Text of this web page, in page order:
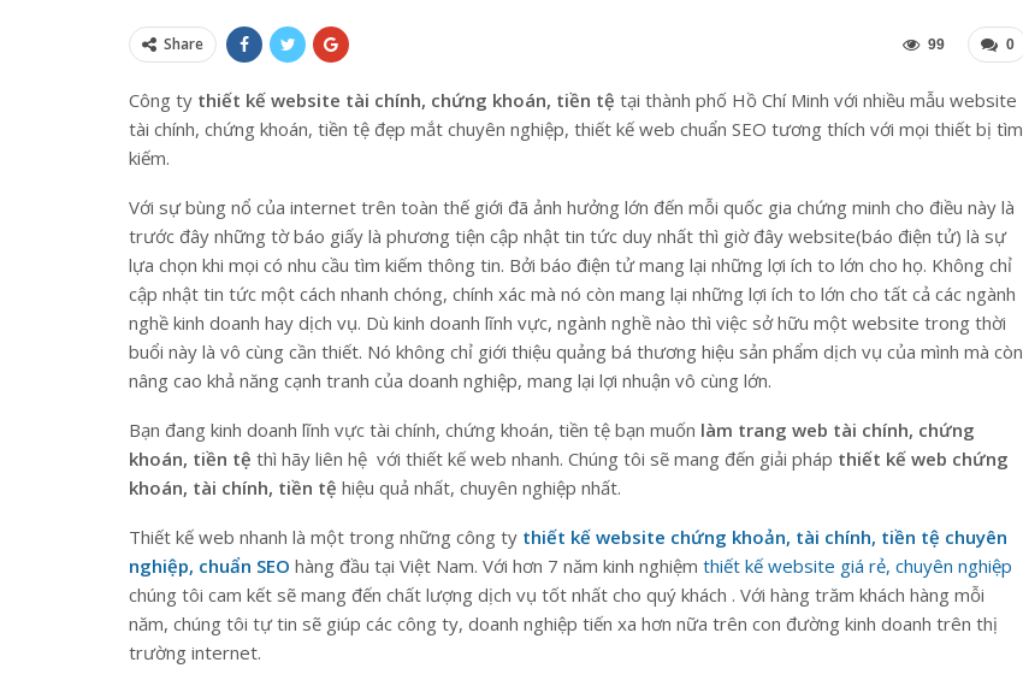
Share 0
99
Công ty thiết kế website tài chính, chứng khoán, tiền tệ tại thành phố Hồ Chí Minh với nhiều mẫu website
tài chính, chứng khoán, tiền tệ đẹp mắt chuyên nghiệp, thiết kế web chuẩn SEO tương thích với mọi thiết bị tìm
kiếm.
Với sự bùng nổ của internet trên toàn thế giới đã ảnh hưởng lớn đến mỗi quốc gia chứng minh cho điều này là
trước đây những tờ báo giấy là phương tiện cập nhật tin tức duy nhất thì giờ đây website(báo điện tử) là sự
lựa chọn khi mọi có nhu cầu tìm kiếm thông tin. Bởi báo điện tử mang lại những lợi ích to lớn cho họ. Không chỉ
cập nhật tin tức một cách nhanh chóng, chính xác mà nó còn mang lại những lợi ích to lớn cho tất cả các ngành
nghề kinh doanh hay dịch vụ. Dù kinh doanh lĩnh vực, ngành nghề nào thì việc sở hữu một website trong thời
buổi này là vô cùng cần thiết. Nó không chỉ giới thiệu quảng bá thương hiệu sản phẩm dịch vụ của mình mà còn
nâng cao khả năng cạnh tranh của doanh nghiệp, mang lại lợi nhuận vô cùng lớn.
Bạn đang kinh doanh lĩnh vực tài chính, chứng khoán, tiền tệ bạn muốn làm trang web tài chính, chứng
khoán, tiền tệ thì hãy liên hệ với thiết kế web nhanh. Chúng tôi sẽ mang đến giải pháp thiết kế web chứng
khoán, tài chính, tiền tệ hiệu quả nhất, chuyên nghiệp nhất.
Thiết kế web nhanh là một trong những công ty thiết kế website chứng khoản, tài chính, tiền tệ chuyên
nghiệp, chuẩn SEO hàng đầu tại Việt Nam. Với hơn 7 năm kinh nghiệm thiết kế website giá rẻ, chuyên nghiệp
chúng tôi cam kết sẽ mang đến chất lượng dịch vụ tốt nhất cho quý khách . Với hàng trăm khách hàng mỗi
năm, chúng tôi tự tin sẽ giúp các công ty, doanh nghiệp tiến xa hơn nữa trên con đường kinh doanh trên thị
trường internet.